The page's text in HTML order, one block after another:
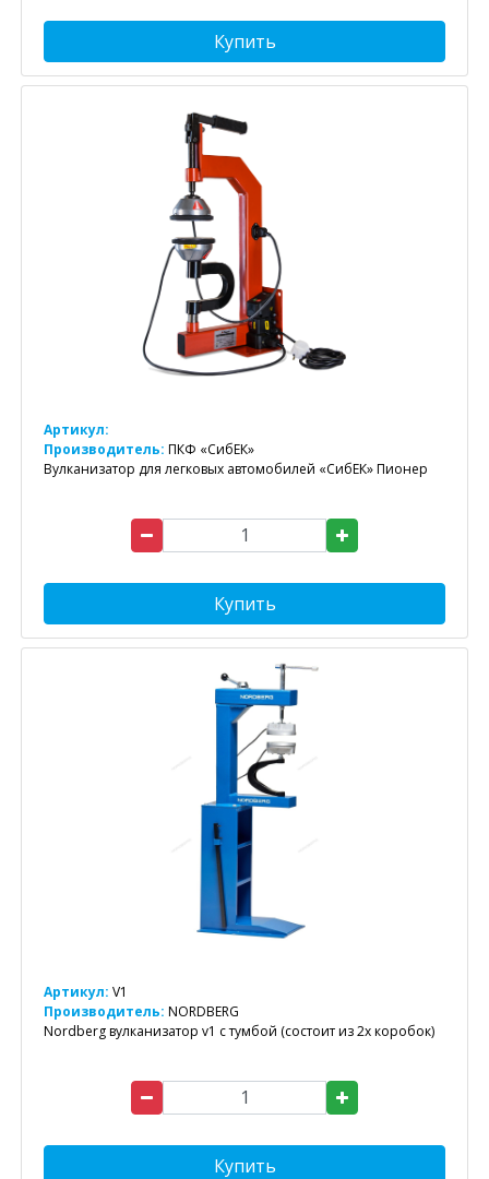
Купить
Артикул:
Производитель: ПКФ «СибЕК»
Вулканизатор для легковых автомобилей «СибЕК» Пионер
Купить
Артикул: V1
Производитель: NORDBERG
Nordberg вулканизатор v1 с тумбой (состоит из 2х коробок)
Купить